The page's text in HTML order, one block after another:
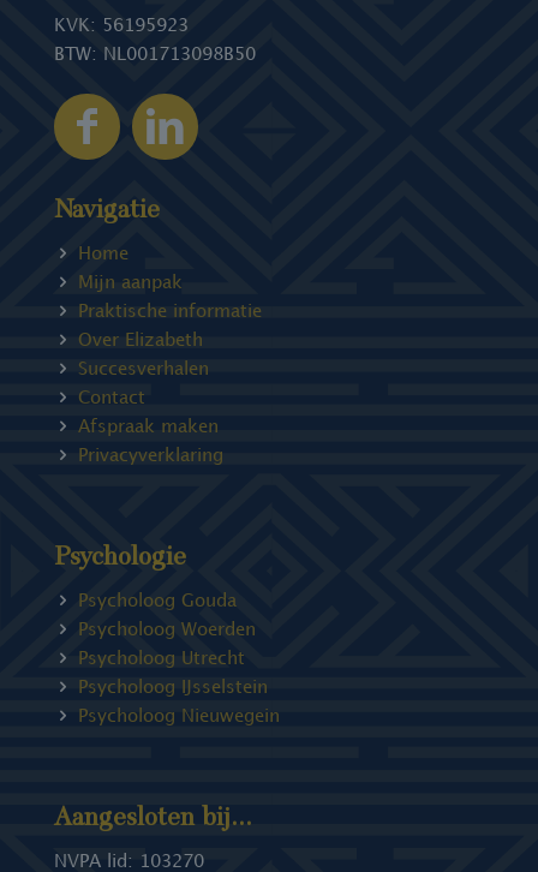
KVK: 56195923
BTW: NL001713098B50
Navigatie
Home
Mijn aanpak
Praktische informatie
Over Elizabeth
Succesverhalen
Contact
Afspraak maken
Privacyverklaring
Psychologie
Psycholoog Gouda
Psycholoog Woerden
Psycholoog Utrecht
Psycholoog IJsselstein
Psycholoog Nieuwegein
Aangesloten bij...
NVPA lid: 103270